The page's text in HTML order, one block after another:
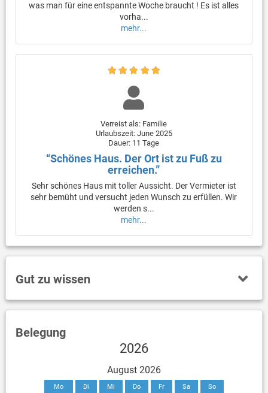
was man für eine entspannte Woche braucht ! Es ist alles
vorha...
mehr...
Verreist als: Familie
Urlaubszeit: June 2025
Dauer: 11 Tage
“Schönes Haus. Der Ort ist zu Fuß zu
erreichen.”
Sehr schönes Haus mit toller Aussicht. Der Vermieter ist
sehr bemüht und versucht jeden Wunsch zu erfüllen. Wir
werden s...
mehr...
Gut zu wissen
Belegung
2026
August 2026
Mo Di Mi Do Fr Sa So